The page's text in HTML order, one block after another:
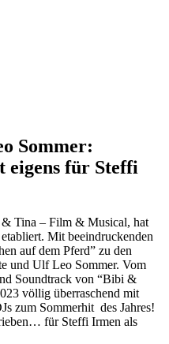
Sommer:
eigens für Steffi
Tina – Film & Musical, hat
Mit beeindruckenden
auf dem Pferd” zu den
und Ulf Leo Sommer. Vom
Soundtrack von “Bibi &
völlig überraschend mit
zum Sommerhit des Jahres!
für Steffi Irmen als